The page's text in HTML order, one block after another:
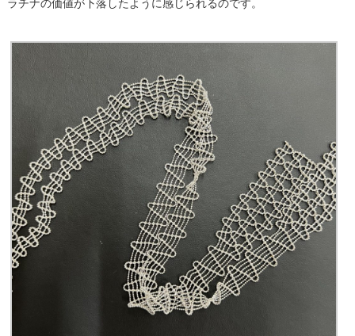
ラチナの価値が下落したように感じられるのです。